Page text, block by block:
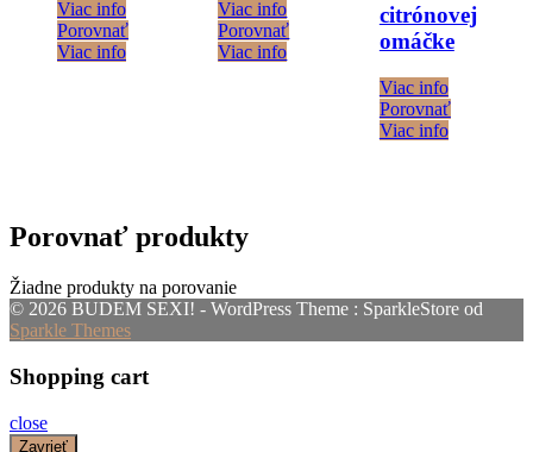
Viac info
Porovnať
Viac info
Viac info
Porovnať
Viac info
citrónovej
omáčke
Viac info
Porovnať
Viac info
Porovnať produkty
Žiadne produkty na porovanie
© 2026 BUDEM SEXI! - WordPress Theme : SparkleStore od
Sparkle Themes
Shopping cart
close
Zavrieť